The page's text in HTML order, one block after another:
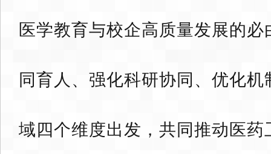
医学教育与校企高质量发展的
同育人、强化科研协同、优化
域四个维度出发，共同推动医